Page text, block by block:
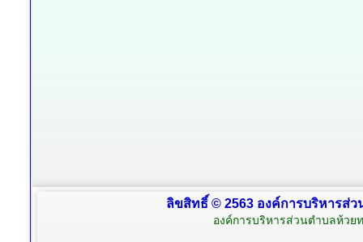
ลิขสิทธิ์ © 2563 องค์การบริหารส่
องค์การบริหารส่วนตำบลห้วย